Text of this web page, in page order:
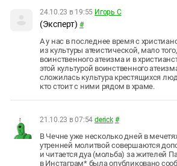
24.10.23 в 19:55 Игорь С
(Эксперт) #
А у нас в последнее время с
из культуры атеистической, мало
воинственного атеизма и в
этой культурой воинственного
сложилась культура крестящихся
кто стоит с ними рядом в храме.
21.10.23 в 07:54 derick #
В Чечне уже несколько дней в
утренней молитвой совершаются
и читается дуа (мольба) за жителей
в Инстаграм* была опубликовано